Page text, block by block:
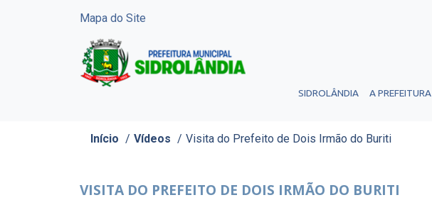
Mapa do Site
SIDROLÂNDIA A PREFEITURA
Início / Vídeos / Visita do Prefeito de Dois Irmão do Buriti
VISITA DO PREFEITO DE DOIS IRMÃO DO BURITI